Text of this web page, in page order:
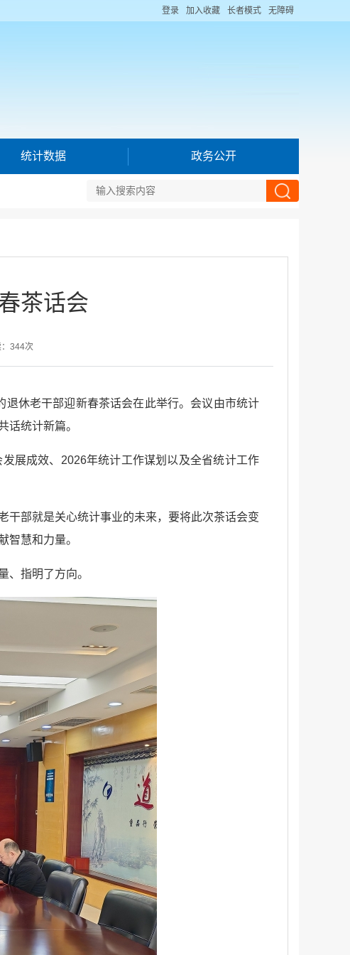
登录 加入收藏 长者模式 无障碍
统计数据 政务公开
茶话会
344次
退休老干部迎新春茶话会在此举行。会议由市统计
话统计新篇。
展成效、2026年统计工作谋划以及全省统计工作
干部就是关心统计事业的未来，要将此次茶话会变
智慧和力量。
、指明了方向。